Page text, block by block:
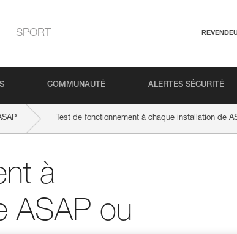
SPORT
COMMUNAUTÉ ALERTES SÉCURITÉ
Test de fonctionnement à chaque installation de
à
ASAP ou